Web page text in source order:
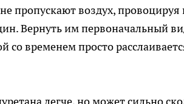
пропускают воздух, провоцируя
Вернуть им первоначальный
временем просто